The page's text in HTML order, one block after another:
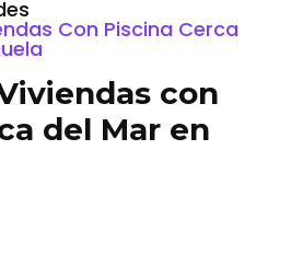
Con Piscina Cerca
con
del Mar en